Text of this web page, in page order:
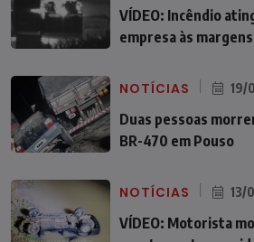
VÍDEO: Incêndio
empresa às
NOTÍCIAS 19/
Duas pessoas
BR-470 em Pouso
NOTÍCIAS 13/
VÍDEO: Motorista